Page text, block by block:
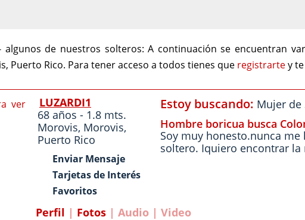
algunos de nuestros solteros: A continuación se encuentran
Puerto Rico. Para tener acceso a todos tienes que registrartey
LUZARDI1
68 años - 1.8 mts.
Morovis, Morovis,
Puerto Rico
Enviar Mensaje
Tarjetas de Interés
Favoritos
Estoy buscando: Mujer de
Hombre boricua busca
Soy muy honesto.nunca
soltero. Iquiero encontrar la
Perfil | Fotos | Audio | Video